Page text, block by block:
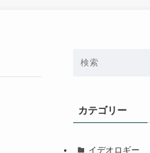
カテゴリー
イデオロギー